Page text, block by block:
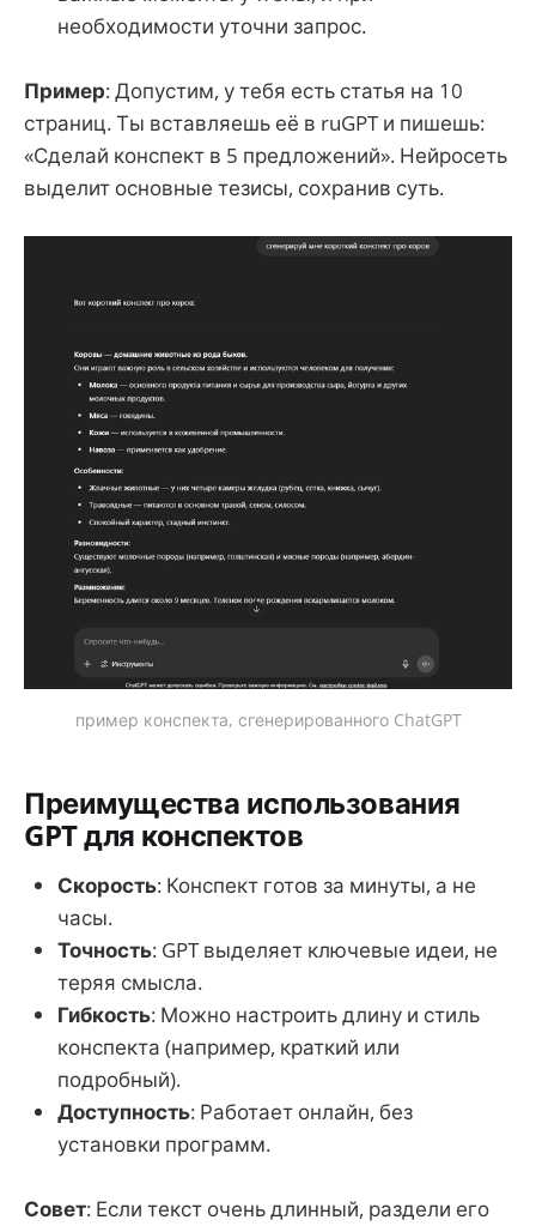
необходимости уточни запрос.
Пример: Допустим, у тебя есть статья на 10
страниц. Ты вставляешь её в ruGPT и пишешь:
«Сделай конспект в 5 предложений». Нейросеть
выделит основные тезисы, сохранив суть.
пример конспекта, сгенерированного ChatGPT
Преимущества использования
GPT для конспектов
Скорость: Конспект готов за минуты, а не
часы.
Точность: GPT выделяет ключевые идеи, не
теряя смысла.
Гибкость: Можно настроить длину и стиль
конспекта (например, краткий или
подробный).
Доступность: Работает онлайн, без
установки программ.
Совет: Если текст очень длинный, раздели его